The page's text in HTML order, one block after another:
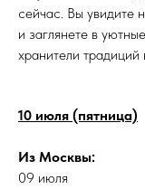
сейчас. Вы увидите
и заглянете в
хранители
10 июля (пятница)
Из Москвы:
09 июля